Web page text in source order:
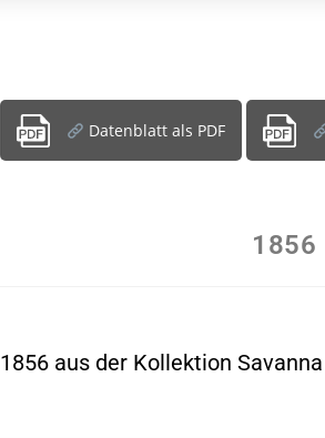
Datenblatt als PDF
1856
1856 aus der Kollektion Savanna